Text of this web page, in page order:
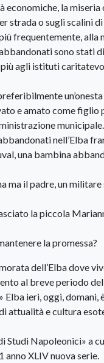
la
strada o sugli scalini
frequentemente, alla
sono stati
agli istituti
e amato come figlio
municipale.
nell’Elba
una bambina
ma il padre, un
la piccola
la promessa?
dell’Elba dove
al breve periodo del
ieri, oggi,
attualità e cultura
Studi Napoleonici» a
XLIV nuova serie.